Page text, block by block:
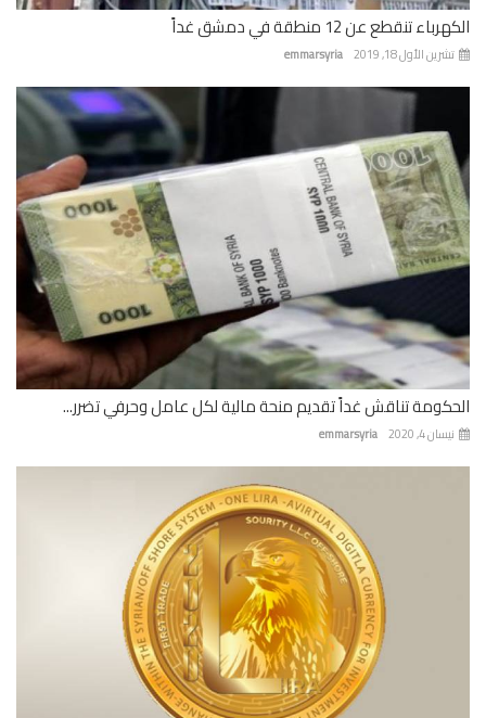
تنقطع عن 12 منطقة في دمشق غداً
emmarsyria الأول 18, 2019
تناقش غداً تقديم منحة مالية لكل عامل وحرفي تضرر...
emmarsyria 4, 2020